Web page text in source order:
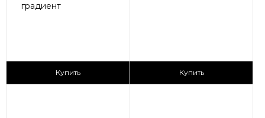
градиент
Купить Купить